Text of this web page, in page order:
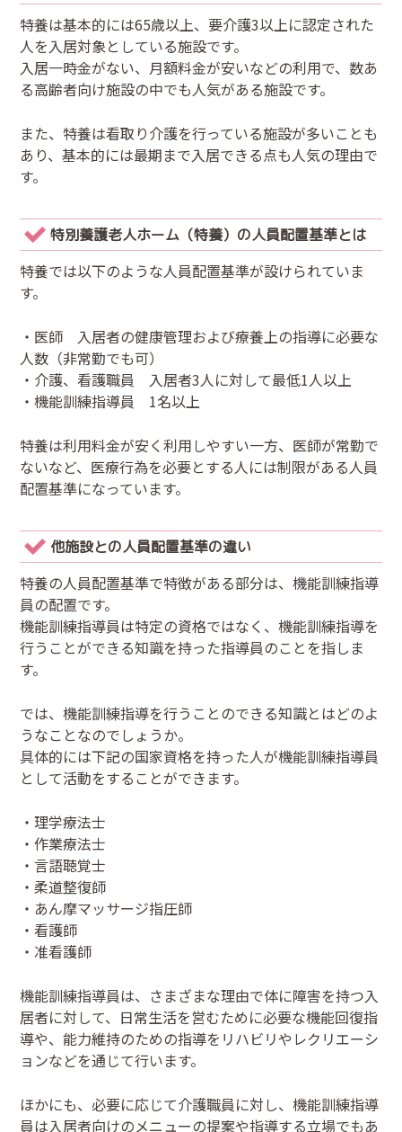
特養は基本的には65歳以上、要介護3以上に認定された
人を入居対象としている施設です。
入居一時金がない、月額料金が安いなどの利用で、数あ
る高齢者向け施設の中でも人気がある施設です。
また、特養は看取り介護を行っている施設が多いことも
あり、基本的には最期まで入居できる点も人気の理由で
す。
特別養護老人ホーム（特養）の人員配置基準とは
特養では以下のような人員配置基準が設けられていま
す。
・医師 入居者の健康管理および療養上の指導に必要な
人数（非常勤でも可）
・介護、看護職員 入居者3人に対して最低1人以上
・機能訓練指導員 1名以上
特養は利用料金が安く利用しやすい一方、医師が常勤で
ないなど、医療行為を必要とする人には制限がある人員
配置基準になっています。
他施設との人員配置基準の違い
特養の人員配置基準で特徴がある部分は、機能訓練指導
員の配置です。
機能訓練指導員は特定の資格ではなく、機能訓練指導を
行うことができる知識を持った指導員のことを指しま
す。
では、機能訓練指導を行うことのできる知識とはどのよ
うなことなのでしょうか。
具体的には下記の国家資格を持った人が機能訓練指導員
として活動をすることができます。
・理学療法士
・作業療法士
・言語聴覚士
・柔道整復師
・あん摩マッサージ指圧師
・看護師
・准看護師
機能訓練指導員は、さまざまな理由で体に障害を持つ入
居者に対して、日常生活を営むために必要な機能回復指
導や、能力維持のための指導をリハビリやレクリエーシ
ョンなどを通じて行います。
ほかにも、必要に応じて介護職員に対し、機能訓練指導
員は入居者向けのメニューの提案や指導する立場でもあ